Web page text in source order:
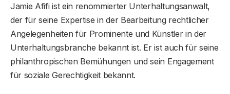
Jamie Afifi ist ein renommierter Unterhaltungsanwalt,
der für seine Expertise in der Bearbeitung rechtlicher
Angelegenheiten für Prominente und Künstler in der
Unterhaltungsbranche bekannt ist. Er ist auch für seine
philanthropischen Bemühungen und sein Engagement
für soziale Gerechtigkeit bekannt.